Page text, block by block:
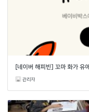
[네이버 해피빈] 꼬마 화가 유
관리자